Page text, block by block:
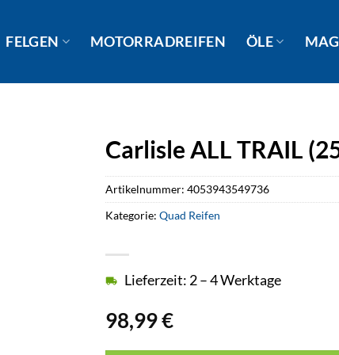
FELGEN MOTORRADREIFEN ÖLE
Carlisle ALL TRAIL
98,99€
Lieferzeit: 2 – 4 Werktage
Artikelnummer:4053943549736
Kategorie:Quad Reifen